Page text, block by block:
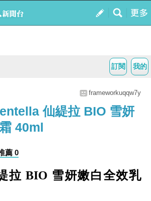
我的
訂閱
frameworkuqqw7y
仙緹拉 BIO 雪妍
40ml
薦 0
拉 BIO 雪妍嫩白全效乳